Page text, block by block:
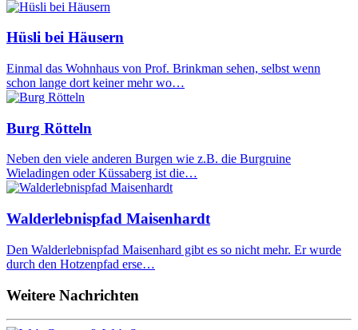
Hüsli bei Häusern
Einmal das Wohnhaus von Prof. Brinkman sehen, selbst wenn
schon lange dort keiner mehr wo…
Burg Rötteln
Neben den viele anderen Burgen wie z.B. die Burgruine
Wieladingen oder Küssaberg ist die…
Walderlebnispfad Maisenhardt
Den Walderlebnispfad Maisenhard gibt es so nicht mehr. Er wurde
durch den Hotzenpfad erse…
Weitere Nachrichten